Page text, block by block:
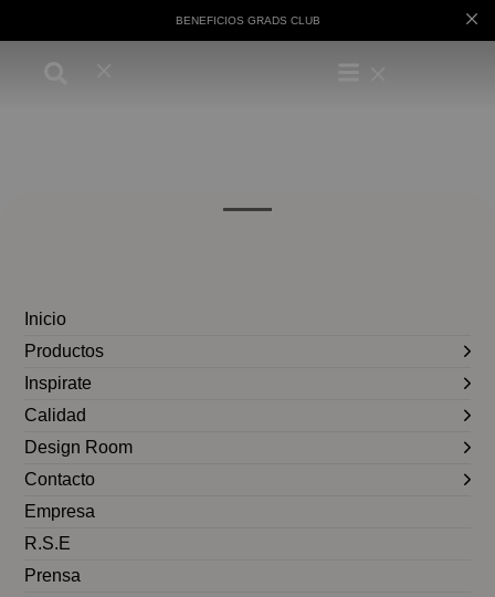
BENEFICIOS GRADS CLUB
Inicio
Productos
Inspirate
Calidad
Design Room
Contacto
Empresa
R.S.E
Prensa